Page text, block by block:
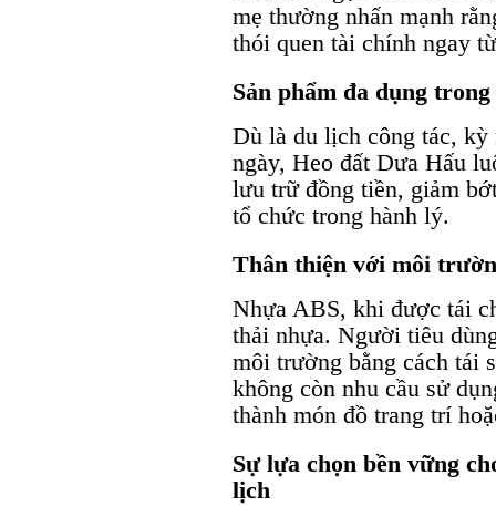
mẹ thường nhấn mạnh
thói quen tài chính ngay
Sản phẩm đa dụng
Dù là du lịch công tác,
ngày, Heo đất Dưa Hấu
lưu trữ đồng tiền, giảm
tổ chức trong hành lý.
Thân thiện với môi
Nhựa ABS, khi được tái
thải nhựa. Người tiêu
môi trường bằng cách tái
không còn nhu cầu sử
thành món đồ trang trí
Sự lựa chọn bền vững
lịch